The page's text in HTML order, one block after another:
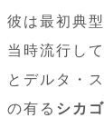
彼は最初典
当時流行し
とデルタ・
の有る シカ